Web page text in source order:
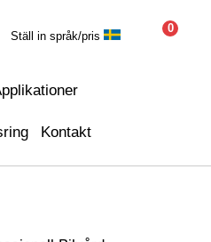
0
Ställ in språk/pris
Kontakt